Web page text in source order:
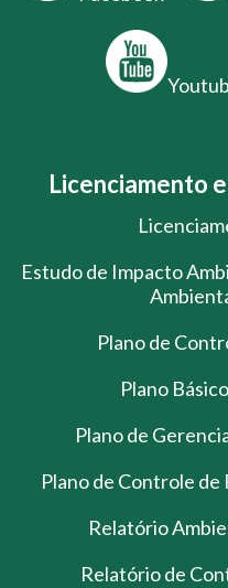
Licenciamento
Estudo de Impacto
Plano de
Plano
Plano de
Plano de Controle de
Relatório
Relatório de